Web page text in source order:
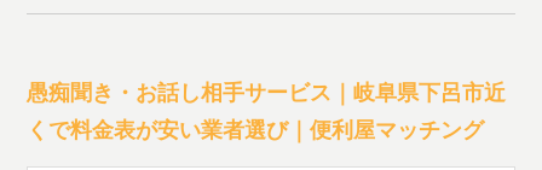
愚痴聞き・お話し相手サービス｜岐阜県下呂市近
くで料金表が安い業者選び｜便利屋マッチング